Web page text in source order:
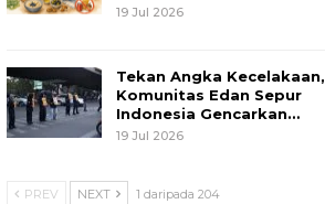
19 Jul 2026
Tekan Angka Kecelakaan,
Komunitas Edan Sepur
Indonesia Gencarkan…
19 Jul 2026
PREV NEXT 1 daripada 204